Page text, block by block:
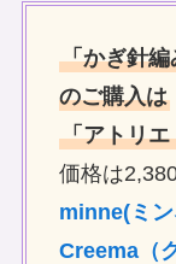
「かぎ針
のご購入は
「アトリエ
価格は
minne(ミ
Creema（